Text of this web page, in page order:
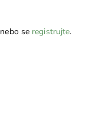
nebo se registrujte.